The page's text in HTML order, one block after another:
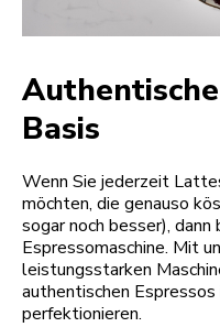
Basis
Wenn Sie jederzeit
möchten, die genauso
sogar noch besser),
Espressomaschine. Mit
leistungsstarken
authentischen Espressos
perfektionieren.